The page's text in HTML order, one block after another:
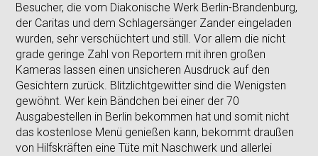
Besucher, die vom Diakonische Werk Berlin-Brandenburg,
der Caritas und dem Schlagersänger Zander eingeladen
wurden, sehr verschüchtert und still. Vor allem die nicht
grade geringe Zahl von Reportern mit ihren großen
Kameras lassen einen unsicheren Ausdruck auf den
Gesichtern zurück. Blitzlichtgewitter sind die Wenigsten
gewöhnt. Wer kein Bändchen bei einer der 70
Ausgabestellen in Berlin bekommen hat und somit nicht
das kostenlose Menü genießen kann, bekommt draußen
von Hilfskräften eine Tüte mit Naschwerk und allerlei